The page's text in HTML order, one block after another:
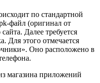
по стандартной
файл (оригинал от
Далее требуется
Для этого отмечается
Оно расположено в
магазина приложений